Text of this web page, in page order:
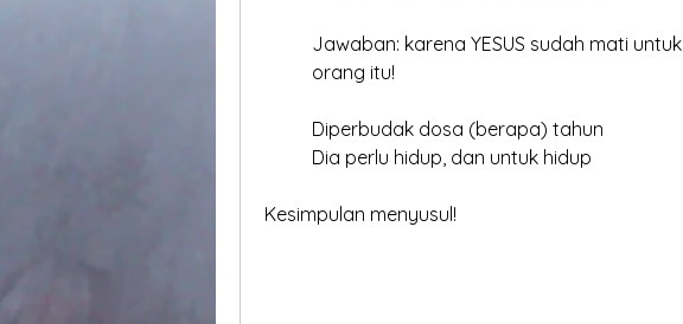
	Jawaban: karena YESUS sudah mati untuk
	orang itu!
	Diperbudak dosa (berapa) tahun
	Dia perlu hidup, dan untuk hidup
Kesimpulan menyusul!